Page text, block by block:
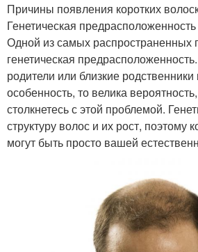
Причины появления коротких
Генетическая предрасположенность
Одной из самых распространенных
генетическая
родители или близкие
особенность, то велика
столкнетесь с этой проблемой.
структуру волос и их рост, поэтому
могут быть просто вашей